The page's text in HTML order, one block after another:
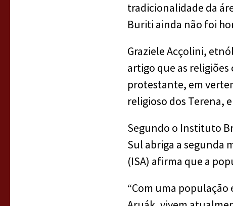
tradicionalidade da
Buriti ainda não foi
Graziele Acçolini,
artigo que as
protestante, em
religioso dos Terena,
Segundo o Instituto
Sul abriga a segunda
(ISA) afirma que a
“Com uma população